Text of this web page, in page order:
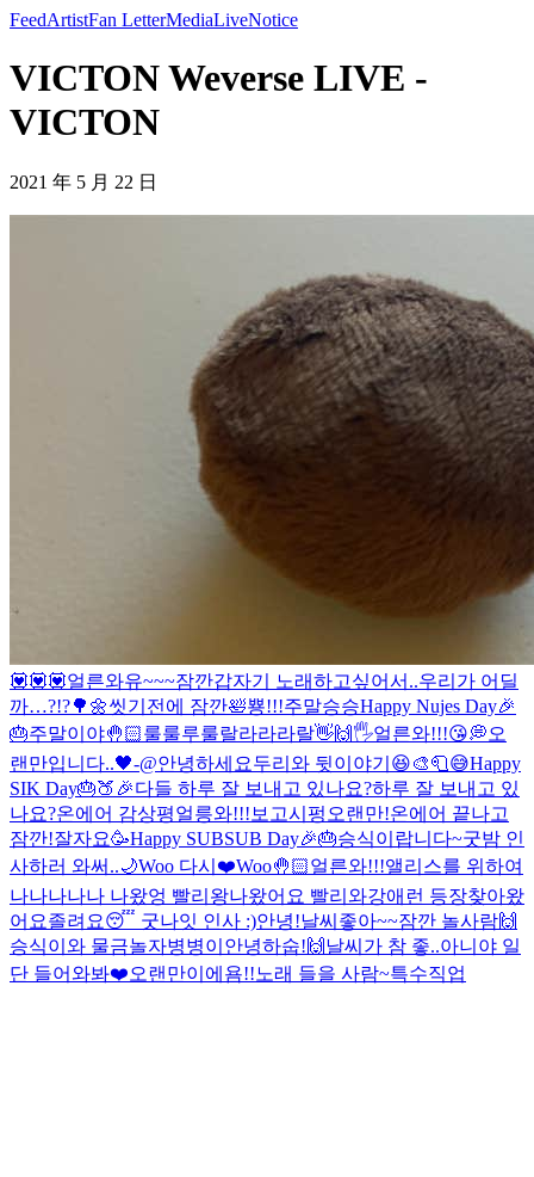
FeedArtistFan LetterMediaLiveNotice
VICTON Weverse LIVE -
VICTON
2021 年 5 月 22 日
💟💟💟얼른와유~~~잠깐갑자기 노래하고싶어서..우리가 어딜
까…?!?🌳🌼씻기전에 잠깐🛀뿅!!!주말승승Happy Nujes Day🎉
🎂주말이야🤚🏻룰룰루룰랄라라라랄👋🙌🖐얼른와!!!😘💭오
랜만입니다..🖤-@안녕하세요두리와 뒷이야기😆🎨🧻😅Happy
SIK Day🎂🍑🎉다들 하루 잘 보내고 있나요?하루 잘 보내고 있
나요?온에어 감상평얼릉와!!!보고시펑 오랜만!온에어 끝나고
잠깐!잘자요🥳Happy SUBSUB Day🎉🎂승식이랍니다~굿밤 인
사하러 와써..🌙Woo 다시❤️Woo🤚🏻얼른와!!!앨리스를 위하여
나나나나나 나왔엉 빨리왕나왔어요 빨리와강애런 등장찾아왔
어요졸려요😴 굿나잇 인사 :)안녕!날씨좋아~~잠깐 놀사람🙌
승식이와 물금놀자병병이 안녕하숩!🙌 날씨가 참 좋..아니야 일
단 들어와봐❤️오랜만이에욤!!노래 들을 사람~특수직업